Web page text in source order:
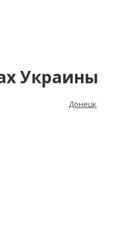
Украины
Донецк